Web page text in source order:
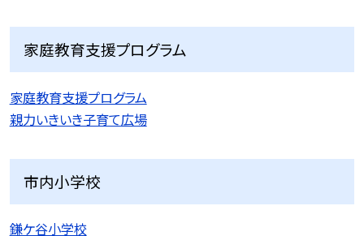
家庭教育支援プログラム
家庭教育支援プログラム
親力いきいき子育て広場
市内小学校
鎌ケ谷小学校